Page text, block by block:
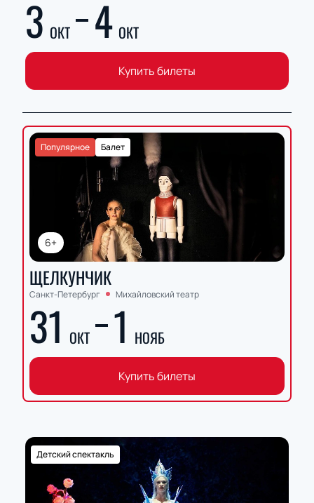
3 ОКТ 4 ОКТ
Купить билеты
6+
Балет
Популярное
ЩЕЛКУНЧИК
Санкт-Петербург Михайловский театр
31 ОКТ 1 НОЯБ
Купить билеты
Детский спектакль